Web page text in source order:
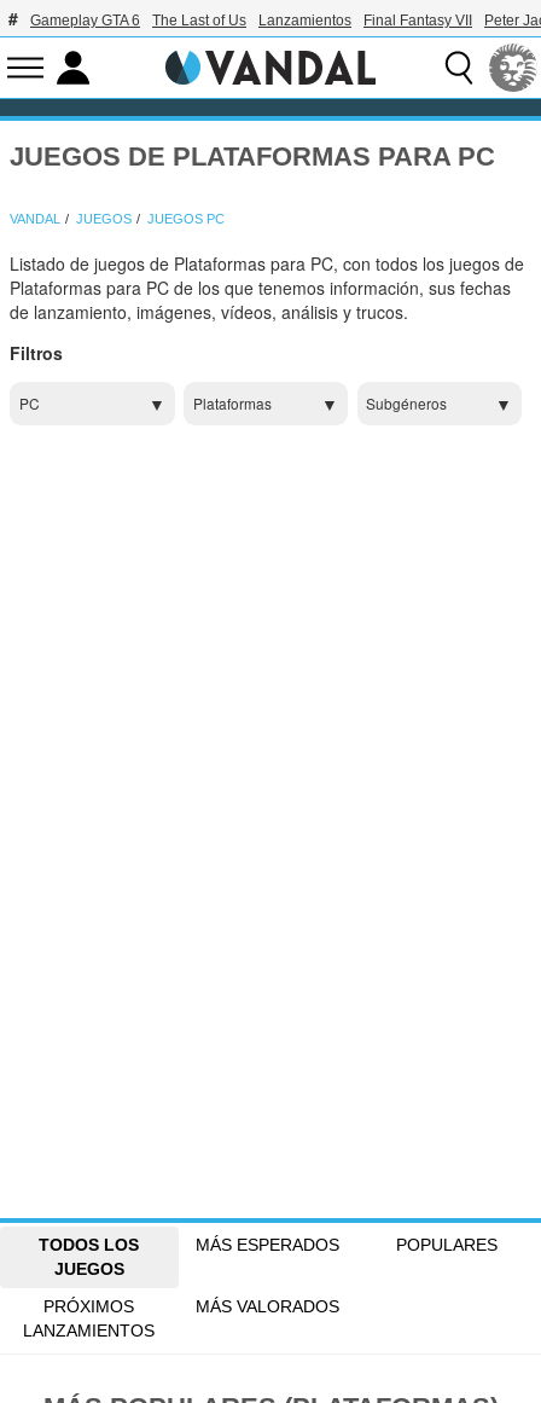
Gameplay GTA 6 The Last of Us Lanzamientos Final Fantasy VII Peter
JUEGOS DE PLATAFORMAS PARA PC
VANDAL JUEGOS JUEGOS PC
Listado de juegos de Plataformas para PC, con todos los juegos de
Plataformas para PC de los que tenemos información, sus fechas
de lanzamiento, imágenes, vídeos, análisis y trucos.
Filtros
PC Plataformas Subgéneros
TODOS LOS
JUEGOS
MÁS ESPERADOS POPULARES
PRÓXIMOS
LANZAMIENTOS
MÁS VALORADOS